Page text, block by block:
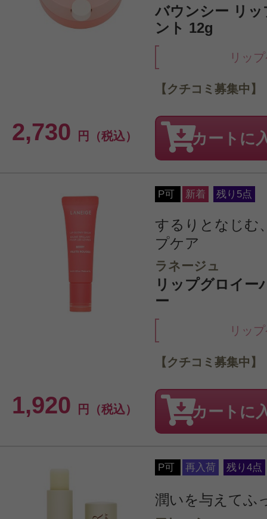
バウンシー リ
ント 12g
リッ
2,730 円（税込）
【クチコミ募集中】
カートに
P可 新着 残り5点
するりとなじむ
プケア
ラネージュ
リップグロイー
ー
リッ
1,920 円（税込）
【クチコミ募集中】
カートに
P可 再入荷 残り4点
潤いを与えてふ